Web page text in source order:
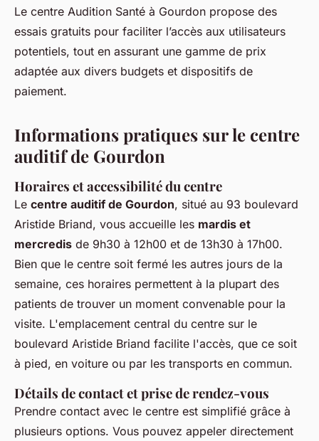
Le centre Audition Santé à Gourdon propose des
essais gratuits pour faciliter l’accès aux utilisateurs
potentiels, tout en assurant une gamme de prix
adaptée aux divers budgets et dispositifs de
paiement.
Informations pratiques sur le centre
auditif de Gourdon
Horaires et accessibilité du centre
Le centre auditif de Gourdon, situé au 93 boulevard
Aristide Briand, vous accueille les mardis et
mercredis de 9h30 à 12h00 et de 13h30 à 17h00.
Bien que le centre soit fermé les autres jours de la
semaine, ces horaires permettent à la plupart des
patients de trouver un moment convenable pour la
visite. L'emplacement central du centre sur le
boulevard Aristide Briand facilite l'accès, que ce soit
à pied, en voiture ou par les transports en commun.
Détails de contact et prise de rendez-vous
Prendre contact avec le centre est simplifié grâce à
plusieurs options. Vous pouvez appeler directement